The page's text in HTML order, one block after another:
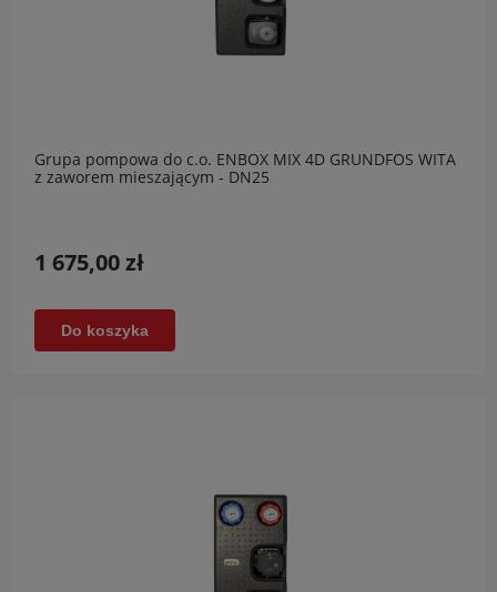
Grupa pompowa do c.o. ENBOX MIX 4D GRUNDFOS WITA
z zaworem mieszającym - DN25
1 675,00 zł
Do koszyka